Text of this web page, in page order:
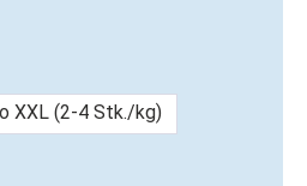
XXL (2-4 Stk./kg)